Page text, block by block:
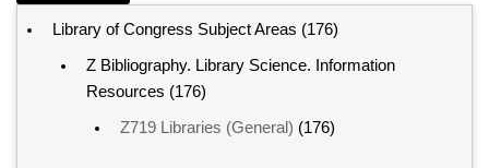
Library of Congress Subject Areas (176)
Z Bibliography. Library Science. Information
Resources (176)
Z719 Libraries (General) (176)